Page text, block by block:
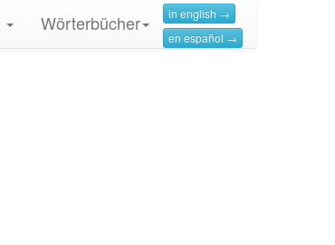
in english →
en español →
Wörterbücher